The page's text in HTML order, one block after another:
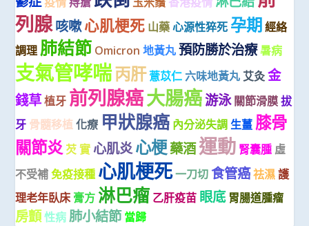
列腺咳嗽心肌梗死 山藥 心源性猝死 孕期 經絡
調理 肺結節 Omicron 地黃丸 預防勝於治療暑病
支氣管哮喘丙肝薏苡仁 六味地黃丸 艾灸 金
錢草植牙 前列腺癌大腸癌游泳 關節滑膜 拔
牙 骨髓移植 化療 甲狀腺癌 內分泌失調 生薑 膝骨
關節炎 芡 實 心肌炎心梗藥酒運動 腎囊腫 虛
不受補 免疫接種 心肌梗死一刀切 食管癌祛濕 護
理老年臥床 膏方 淋巴瘤 乙肝疫苗 眼底 胃腸道腫瘤
房顫性病 肺小結節 當歸